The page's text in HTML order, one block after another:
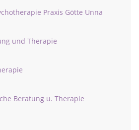
Praxis Götte Unna
und Therapie
Beratung u. Therapie